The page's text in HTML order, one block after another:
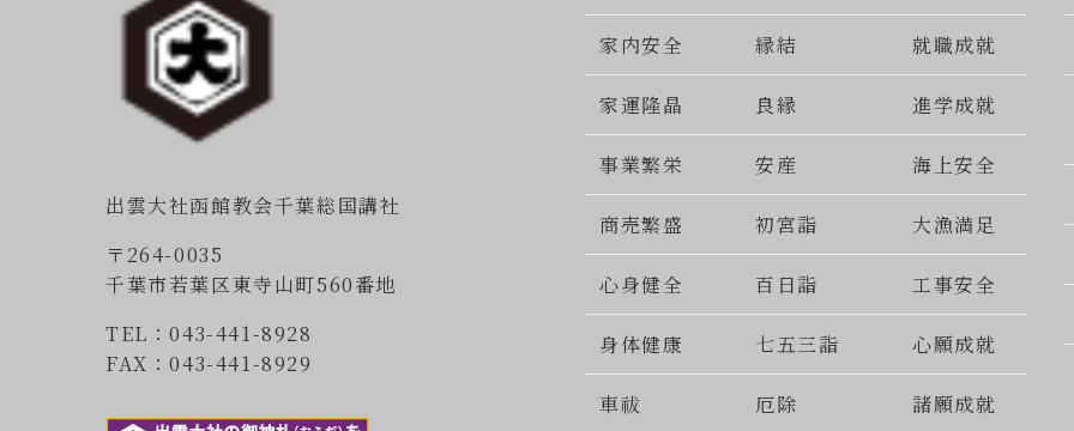
出雲大社函館教会千葉総国講社
〒264-0035
千葉市若葉区東寺山町560番地
TEL：043-441-8928
FAX：043-441-8929
家内安全 縁結 就職成就
家運隆晶 良縁 進学成就
事業繁栄 安産 海上安全
商売繁盛 初宮詣 大漁満足
心身健全 百日詣 工事安全
身体健康 七五三詣 心願成就
車祓 厄除 諸願成就